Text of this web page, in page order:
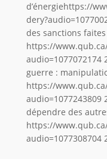
d’énergiehttps://
des sanctions
https://
audio=1077072174
guerre :
https://
dépendre des
https://